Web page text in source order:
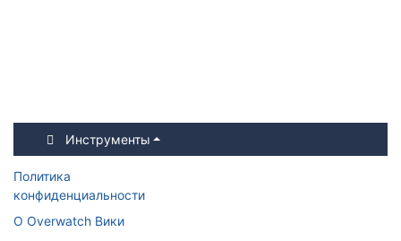
Инструменты
Политика
конфиденциальности
О Overwatch Вики